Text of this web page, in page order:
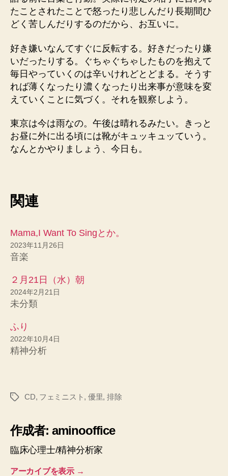
たことされたことで怒ったり悲しんだり長期間ひ
どく苦しんだりするのだから、お互いに。
好き嫌いなんてすぐに反転する。好きだったり嫌
いだったりする。ぐちゃぐちゃしたものを抱えて
毎日やっていくのは辛いけれどとどまる。そうす
れば薄くなったり濃くなったり出来事が意味を変
えていくことに気づく。それを観察しよう。
東京は今は雨なの。午後は晴れるみたい。きっと
お昼に外に出る頃には靴がキュッキュッていう。
なんとかやりましょう、今日も。
関連
Mama,I Want To Singとか。
2023年11月26日
音楽
２月21日（水）朝
2024年2月21日
未分類
ふり
2022年10月4日
精神分析
タ
CD, フェミニスト , 優里, 排除
作成者: aminooffice
臨床心理士/精神分析家
アーカイブを表示 →